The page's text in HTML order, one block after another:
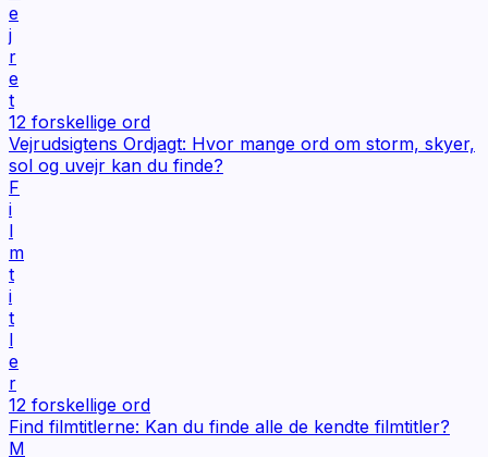
e
j
r
e
t
12 forskellige ord
Vejrudsigtens Ordjagt: Hvor mange ord om storm, skyer,
sol og uvejr kan du finde?
F
i
l
m
t
i
t
l
e
r
12 forskellige ord
Find filmtitlerne: Kan du finde alle de kendte filmtitler?
M